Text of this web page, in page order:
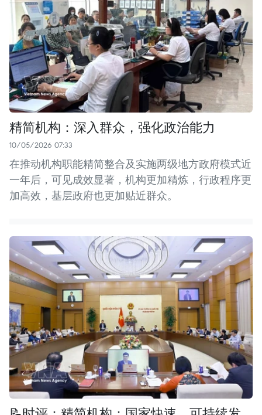
精简机构：深入群众，强化政治能力
10/05/2026 07:33
在推动机构职能精简整合及实施两级地方政府模式近
一年后，可见成效显著，机构更加精炼，行政程序更
加高效，基层政府也更加贴近群众。